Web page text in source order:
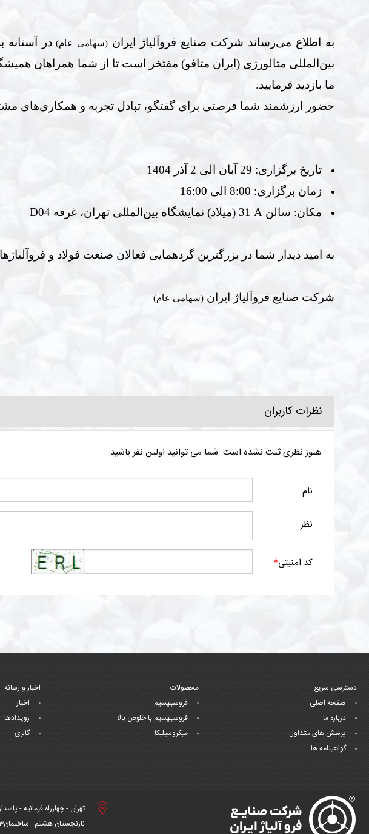
به اطلاع می‌رساند شرکت صنایع فروآلیاژ ایران(سهامی عام) در
بین‌المللی متالورژی (ایران متافو) مفتخر است تا از شما همراهان
ما بازدید فرمایید.
حضور ارزشمند شما فرصتی برای گفتگو، تبادل تجربه و همکاری‌های
تاریخ برگزاری: 29 آبان الی 2 آذر 1404
زمان برگزاری: 8:00 الی 16:00
مکان: سالن 31 A (میلاد) نمایشگاه بین‌المللی تهران، غرفه D04
به امید دیدار شما در بزرگترین گردهمایی فعالان صنعت فولاد و فروآلیاژها
شرکت صنایع فروآلیاژ ایران (سهامی عام)
نظرات کاربران
هنوز نظری ثبت نشده است. شما می توانید اولین نفر باشید.
نام
نظر
کد امنیتی*
دسترسی سریع
صفحه اصلی
درباره ما
پرسش های متداول
گواهینامه ها
محصولات
فروسیلیسیم
فروسیلیسیم با خلوص بالا
میکروسیلیکا
اخبار و رسانه
اخبار
رویدادها
گالری
تهران - چهارراه فرمانیه -
نارنجستان هشتم– ساختمان23 پارک سنتر طبقه 16 – واحد1602 و 1603